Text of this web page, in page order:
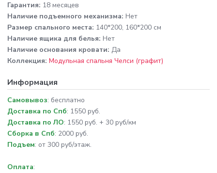
Гарантия: 18 месяцев
Наличие подъемного механизма: Нет
Размер спального места: 140*200, 160*200 см
Наличие ящика для белья: Нет
Наличие основания кровати: Да
Коллекция: Модульная спальня Челси (графит)
Информация
Самовывоз: бесплатно
Доставка по Спб: 1550 руб.
Доставка по ЛО: 1550 руб. + 30 руб/км
Сборка в Спб: 2000 руб.
Подъем: от 300 руб/этаж.
Оплата: